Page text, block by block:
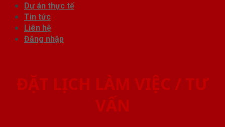
Dự án thực tế
Tin tức
Liên hệ
Đăng nhập
ĐẶT LỊCH LÀM VIỆC / TƯ
VẤN